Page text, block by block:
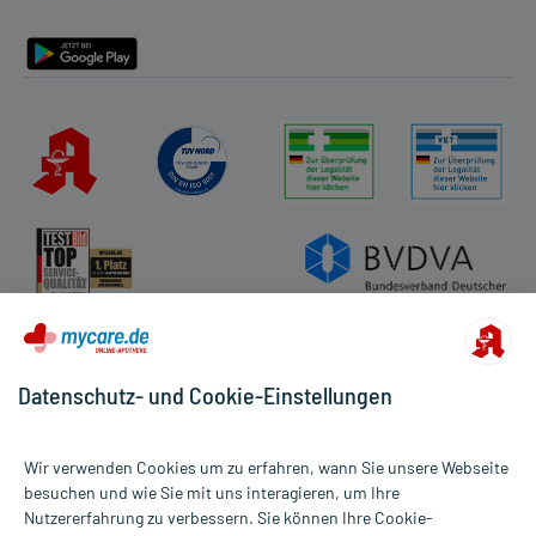
Alle Preise gelten inkl. MwSt., ggf. zzgl. Versandkosten
Datenschutz- und Cookie-Einstellungen
Wir verwenden Cookies um zu erfahren, wann Sie unsere Webseite
besuchen und wie Sie mit uns interagieren, um Ihre
Nutzererfahrung zu verbessern. Sie können Ihre Cookie-